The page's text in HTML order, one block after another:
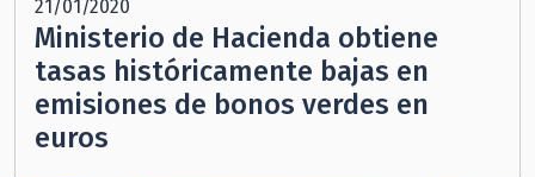
21/01/2020
Ministerio de Hacienda obtiene
tasas históricamente bajas en
emisiones de bonos verdes en
euros